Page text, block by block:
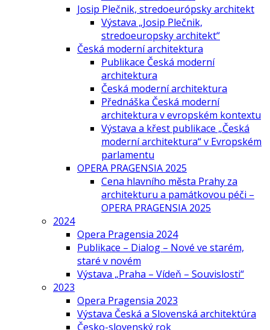
Josip Plečnik, stredoeurópsky architekt
Výstava „Josip Plečnik,
stredoeuropsky architekt“
Česká moderní architektura
Publikace Česká moderní
architektura
Česká moderní architektura
Přednáška Česká moderní
architektura v evropském kontextu
Výstava a křest publikace „Česká
moderní architektura“ v Evropském
parlamentu
OPERA PRAGENSIA 2025
Cena hlavního města Prahy za
architekturu a památkovou péči –
OPERA PRAGENSIA 2025
2024
Opera Pragensia 2024
Publikace – Dialog – Nové ve starém,
staré v novém
Výstava „Praha – Vídeň – Souvislosti“
2023
Opera Pragensia 2023
Výstava Česká a Slovenská architektúra
Česko-slovenský rok